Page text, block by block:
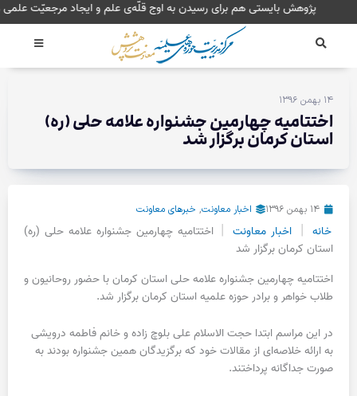
به
پژوهش بایستی هم برای رسیدن به اوج قلّه‌ی علم و ایجاد
۱۴ بهمن ۱۳۹۶
اختتامیه چهارمین جشنواره علامه حلی (ره)
استان کرمان برگزار شد
۱۴ بهمن ۱۳۹۶ اخبار معاونت, خبرهای معاونت
خانه | اخبار معاونت | اختتامیه چهارمین جشنواره علامه حلی (ره)
استان کرمان برگزار شد
اختتامیه چهارمین جشنواره علامه حلی استان کرمان با حضور روحانیون و
طلاب خواهر و برادر حوزه علمیه استان کرمان برگزار شد.
در این مراسم ابتدا حجت الاسلام علی بلوچ زاده و خانم فاطمه درویشی
به ارائه خلاصه‌ای از مقالات خود که برگزیدگان همین جشنواره بودند به
صورت جداگانه پرداختند.